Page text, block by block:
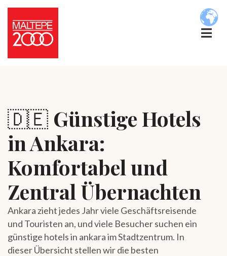
🇩🇪 Günstige Hotels
in Ankara:
Komfortabel und
Zentral Übernachten
Ankara zieht jedes Jahr viele Geschäftsreisende
und Touristen an, und viele Besucher suchen ein
günstige hotels in ankara im Stadtzentrum. In
dieser Übersicht stellen wir die besten